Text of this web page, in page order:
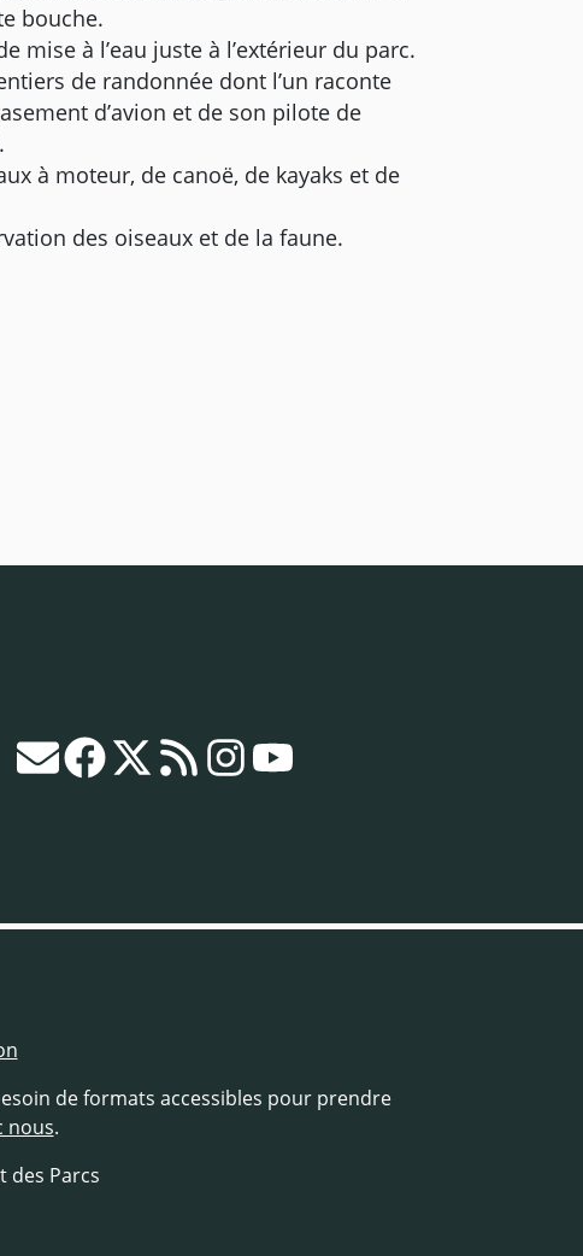
bouche.
mise à l’eau juste à l’extérieur du parc.
de randonnée dont l’un raconte
d’avion et de son pilote de
à moteur, de canoë, de kayaks et de
des oiseaux et de la faune.
de formats accessibles pour prendre
nous.
des Parcs